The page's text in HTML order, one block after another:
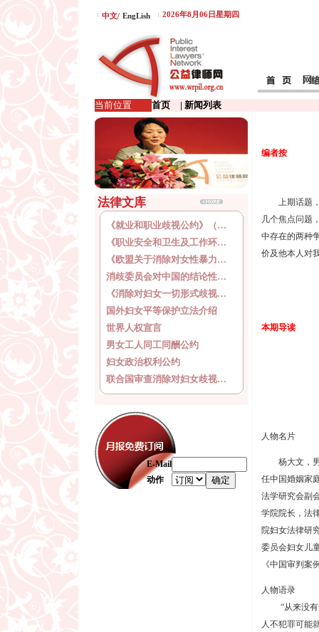
中文/ EngLish 2026年8月06日星期四
当前位置 首页 | 新闻列表
法律文库
《就业和职业歧视公约》（…
《职业安全和卫生及工作环…
《欧盟关于消除对女性暴力…
消歧委员会对中国的结论性…
《消除对妇女一切形式歧视…
国外妇女平等保护立法介绍
世界人权宣言
男女工人同工同酬公约
妇女政治权利公约
联合国审查消除对妇女歧视…
E-Mail
动作
编者按
上期话题，
几个焦点问题
中存在的两种
价及他本人对
本期导读
人物名片
杨大文，男
任中国婚姻家
法学研究会副
学院院长，法
院妇女法律研
委员会妇女儿
《中国审判
人物语录
“从来没有一
人不犯罪可能